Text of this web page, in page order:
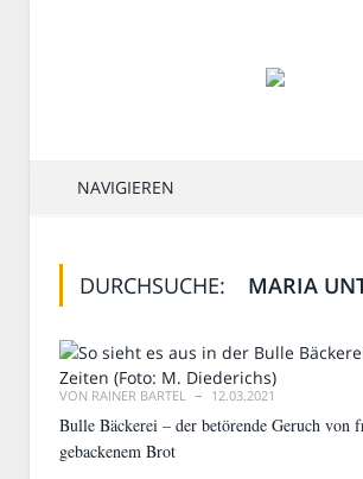
NAVIGIEREN
DURCHSUCHE: MARIA
VON RAINER BARTEL 12.03.2021
Bulle Bäckerei – der betörende Geruch von
gebackenem Brot